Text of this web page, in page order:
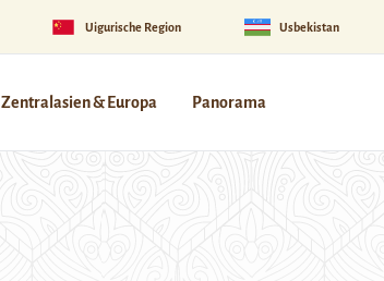
Uigurische Region Usbekistan
Zentralasien & Europa Panorama